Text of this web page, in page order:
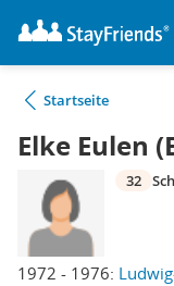
Startseite
Elke Eulen
1972 - 1976:
32